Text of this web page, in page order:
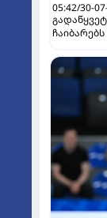
05:42/30-
ჩაიბარებს